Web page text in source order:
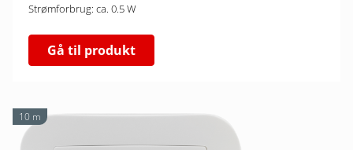
Strømforbrug: ca. 0.5 W
Gå til produkt
10 m